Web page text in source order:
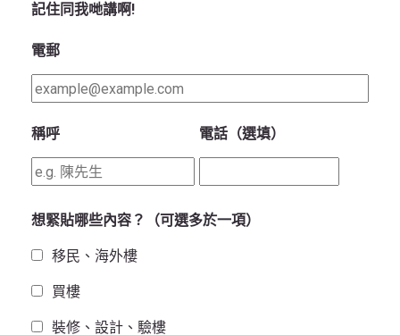
記住同我哋講啊!
電郵
稱呼 電話（選填）
想緊貼哪些內容？（可選多於一項）
移民、海外樓
買樓
裝修、設計、驗樓